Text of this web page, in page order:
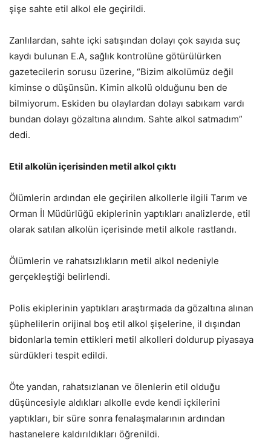
şişe sahte etil alkol ele geçirildi.
Zanlılardan, sahte içki satışından dolayı çok sayıda suç
kaydı bulunan E.A, sağlık kontrolüne götürülürken
gazetecilerin sorusu üzerine, “Bizim alkolümüz değil
kiminse o düşünsün. Kimin alkolü olduğunu ben de
bilmiyorum. Eskiden bu olaylardan dolayı sabıkam vardı
bundan dolayı gözaltına alındım. Sahte alkol satmadım”
dedi.
Etil alkolün içerisinden metil alkol çıktı
Ölümlerin ardından ele geçirilen alkollerle ilgili Tarım ve
Orman İl Müdürlüğü ekiplerinin yaptıkları analizlerde, etil
olarak satılan alkolün içerisinde metil alkole rastlandı.
Ölümlerin ve rahatsızlıkların metil alkol nedeniyle
gerçekleştiği belirlendi.
Polis ekiplerinin yaptıkları araştırmada da gözaltına alınan
şüphelilerin orijinal boş etil alkol şişelerine, il dışından
bidonlarla temin ettikleri metil alkolleri doldurup piyasaya
sürdükleri tespit edildi.
Öte yandan, rahatsızlanan ve ölenlerin etil olduğu
düşüncesiyle aldıkları alkolle evde kendi içkilerini
yaptıkları, bir süre sonra fenalaşmalarının ardından
hastanelere kaldırıldıkları öğrenildi.